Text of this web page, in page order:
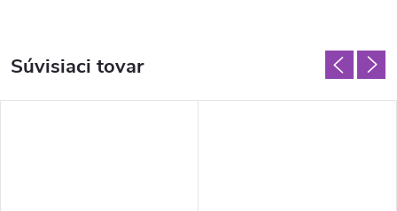
Súvisiaci tovar